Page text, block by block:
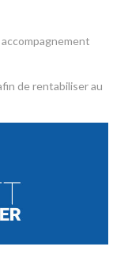
de rentabiliser au